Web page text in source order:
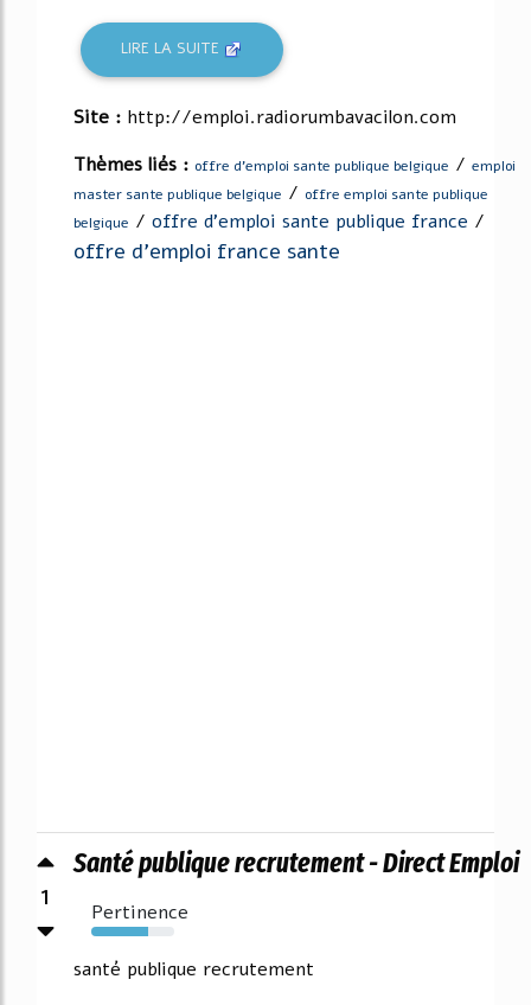
LIRE LA SUITE
Site : http://emploi.radiorumbavacilon.com
Thèmes liés : offre d'emploi sante publique belgique / emploi
master sante publique belgique / offre emploi sante publique
belgique / offre d'emploi sante publique france /
offre d'emploi france sante
1
Santé publique recrutement - Direct Emploi
Pertinence
68%
santé publique recrutement